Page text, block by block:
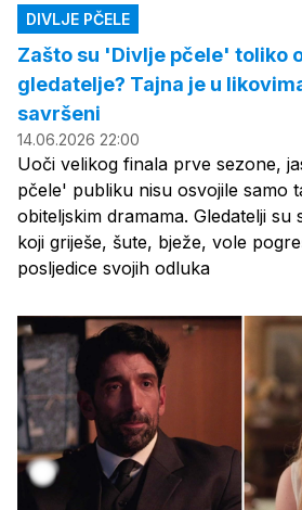
DIVLJE PČELE
Zašto su 'Divlje pčele' toliko
gledatelje? Tajna je u
savršeni
14.06.2026 22:00
Uoči velikog finala prve sezone,
pčele' publiku nisu osvojile samo
obiteljskim dramama. Gledatelji su
koji griješe, šute, bježe, vole
posljedice svojih odluka